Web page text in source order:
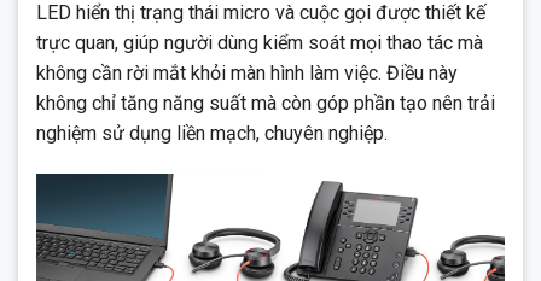
LED hiển thị trạng thái micro và cuộc gọi được thiết kế
trực quan, giúp người dùng kiểm soát mọi thao tác mà
không cần rời mắt khỏi màn hình làm việc. Điều này
không chỉ tăng năng suất mà còn góp phần tạo nên trải
nghiệm sử dụng liền mạch, chuyên nghiệp.